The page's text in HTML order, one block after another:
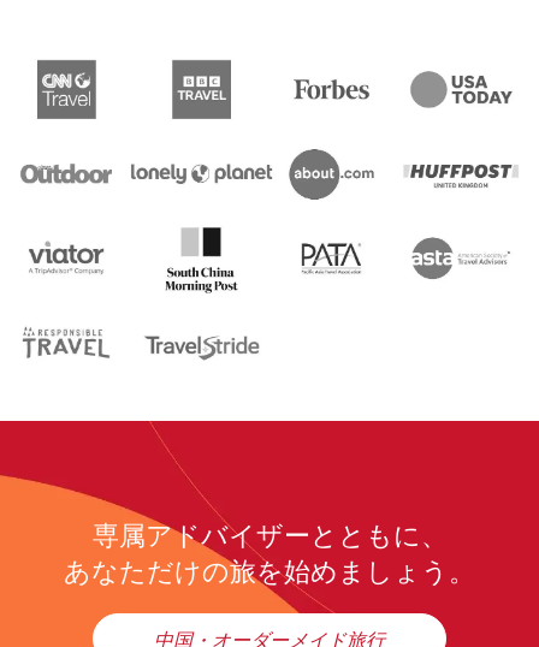
専属アドバイザーとともに、
あなただけの旅を始めましょう。
中国・オーダーメイド旅行